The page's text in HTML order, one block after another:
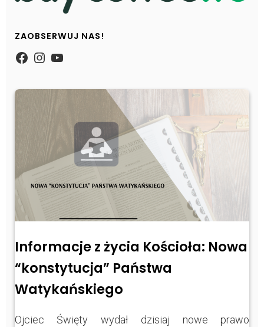
ZAOBSERWUJ NAS!
https://www.facebook.com/
Instagram
YouTube
Informacje z życia Kościoła: Nowa
“konstytucja” Państwa
Watykańskiego
Ojciec Święty wydał dzisiaj nowe prawo